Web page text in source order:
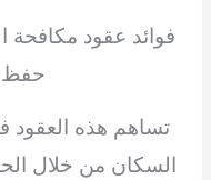
فوائد عقود مكافحة
حفظ
تساهم هذه
السكان من خلال